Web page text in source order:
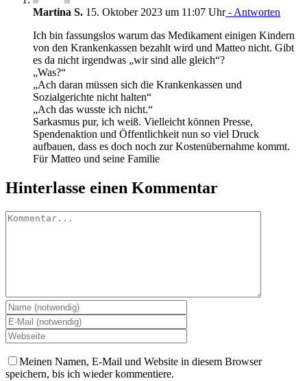
Martina S. 15. Oktober 2023 um 11:07 Uhr- Antworten
Ich bin fassungslos warum das Medikament einigen Kindern
von den Krankenkassen bezahlt wird und Matteo nicht. Gibt
es da nicht irgendwas „wir sind alle gleich“?
„Was?“
„Ach daran müssen sich die Krankenkassen und
Sozialgerichte nicht halten“
„Ach das wusste ich nicht.“
Sarkasmus pur, ich weiß. Vielleicht können Presse,
Spendenaktion und Öffentlichkeit nun so viel Druck
aufbauen, dass es doch noch zur Kostenübernahme kommt.
Für Matteo und seine Familie
Hinterlasse einen Kommentar
Kommentar
Meinen Namen, E-Mail und Website in diesem Browser
speichern, bis ich wieder kommentiere.